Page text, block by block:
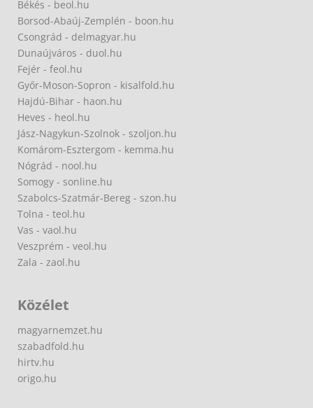
Békés - beol.hu
Borsod-Abaúj-Zemplén - boon.hu
Csongrád - delmagyar.hu
Dunaújváros - duol.hu
Fejér - feol.hu
Győr-Moson-Sopron - kisalfold.hu
Hajdú-Bihar - haon.hu
Heves - heol.hu
Jász-Nagykun-Szolnok - szoljon.hu
Komárom-Esztergom - kemma.hu
Nógrád - nool.hu
Somogy - sonline.hu
Szabolcs-Szatmár-Bereg - szon.hu
Tolna - teol.hu
Vas - vaol.hu
Veszprém - veol.hu
Zala - zaol.hu
Közélet
magyarnemzet.hu
szabadfold.hu
hirtv.hu
origo.hu